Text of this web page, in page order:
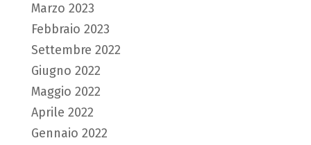
Marzo 2023
Febbraio 2023
Settembre 2022
Giugno 2022
Maggio 2022
Aprile 2022
Gennaio 2022